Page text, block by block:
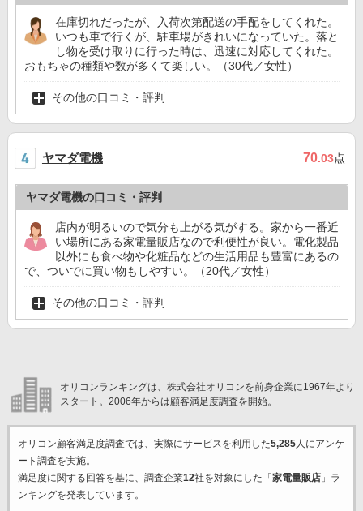
在庫切れだったが、入荷次第配送の手配をしてくれた。
いつも車で行くが、駐車場がきれいになっていた。落と
し物を受け取りに行った時は、迅速に対応してくれた。
おもちゃの種類や数が多くて楽しい。（30代／女性）
その他の口コミ・評判
ヤマダ電機 70.03点
ヤマダ電機の口コミ・評判
店内が明るいので気分も上がる気がする。家から一番近
い場所にある家電量販店なので利便性が良い。電化製品
以外にも食べ物や化粧品などの生活用品も豊富にあるの
で、ついでに買い物もしやすい。（20代／女性）
その他の口コミ・評判
オリコンランキングは、株式会社オリコンを前身企業に1967年より
スタート。2006年からは顧客満足度調査を開始。
オリコン顧客満足度調査では、実際にサービスを利用した5,285人にアンケ
ート調査を実施。
満足度に関する回答を基に、調査企業12社を対象にした「 家電量販店」ラ
ンキングを発表しています。